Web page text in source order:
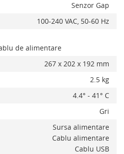
Senzor Gap
100-240 VAC, 50-60 Hz
de alimentare
267 x 202 x 192 mm
2.5 kg
4.4° - 41° C
Gri
Sursa alimentare
Cablu alimentare
Cablu USB